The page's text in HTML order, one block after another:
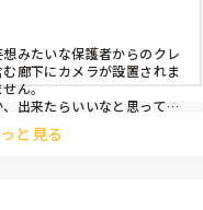
みたいな保護者からのクレ
廊下にカメラが設置されま
ん。
出来たらいいなと思ってい
と見る